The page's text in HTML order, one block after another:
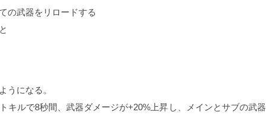
の武器をリロードする
うになる。
キルで8秒間、武器ダメージが+20%上昇し、メインとサブの武器